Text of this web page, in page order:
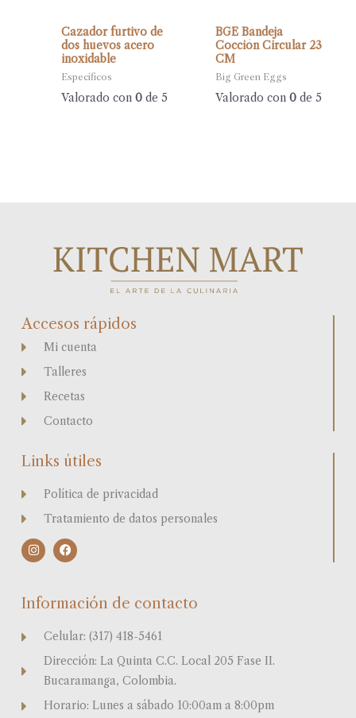
Cazador furtivo de
dos huevos acero
inoxidable
Específicos
Valorado con0 de 5
BGE Bandeja
Cocción Circular 23
CM
Big Green Eggs
Valorado con 0de 5
Accesos rápidos
Mi cuenta
Talleres
Recetas
Contacto
Links útiles
Política de privacidad
Tratamiento de datos personales
I
n
s
g
F
a
c
o
k
Información de contacto
Celular: (317) 418-5461
Dirección: La Quinta C.C. Local 205 Fase II.
Bucaramanga, Colombia.
Horario: Lunes a sábado 10:00am a 8:00pm